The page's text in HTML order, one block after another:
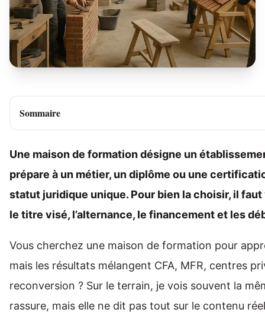
Sommaire
Une maison de formation désigne un
prépare à un métier, un diplôme ou une
statut juridique unique. Pour bien la choisir, il
le titre visé, l’alternance, le financement et les
Vous cherchez une maison de formation pour
mais les résultats mélangent CFA, MFR, centres
reconversion ? Sur le terrain, je vois souvent la
rassure, mais elle ne dit pas tout sur le contenu